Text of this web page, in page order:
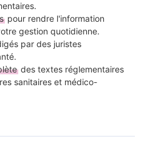
pour rendre l'information
gestion quotidienne.
par des juristes
des textes réglementaires
sanitaires et médico-